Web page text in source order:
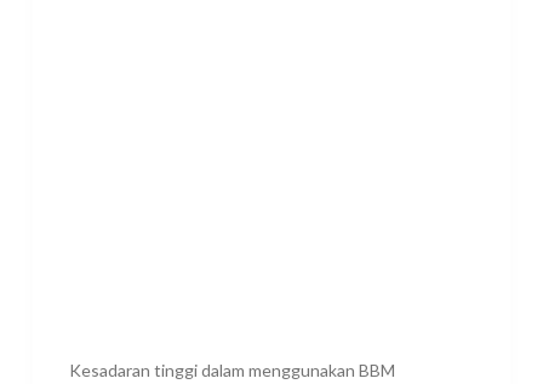
Kesadaran tinggi dalam menggunakan BBM